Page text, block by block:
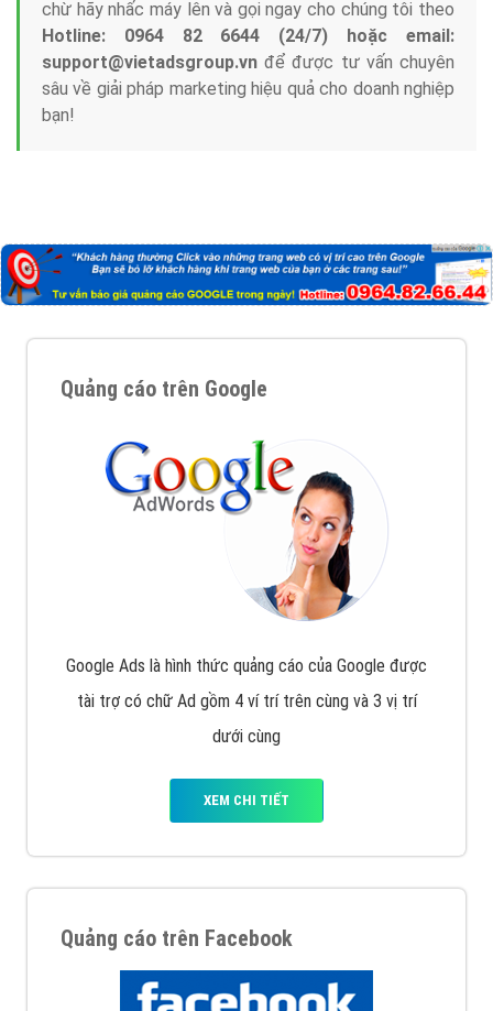
chừ hãy nhấc máy lên và gọi ngay cho chúng tôi theo
Hotline: 0964 82 6644 (24/7) hoặc email:
support@vietadsgroup.vn để được tư vấn chuyên
sâu về giải pháp marketing hiệu quả cho doanh nghiệp
bạn!
Quảng cáo trên Google
Google Ads là hình thức quảng cáo của Google được
tài trợ có chữ Ad gồm 4 ví trí trên cùng và 3 vị trí
dưới cùng
XEM CHI TIẾT
Quảng cáo trên Facebook